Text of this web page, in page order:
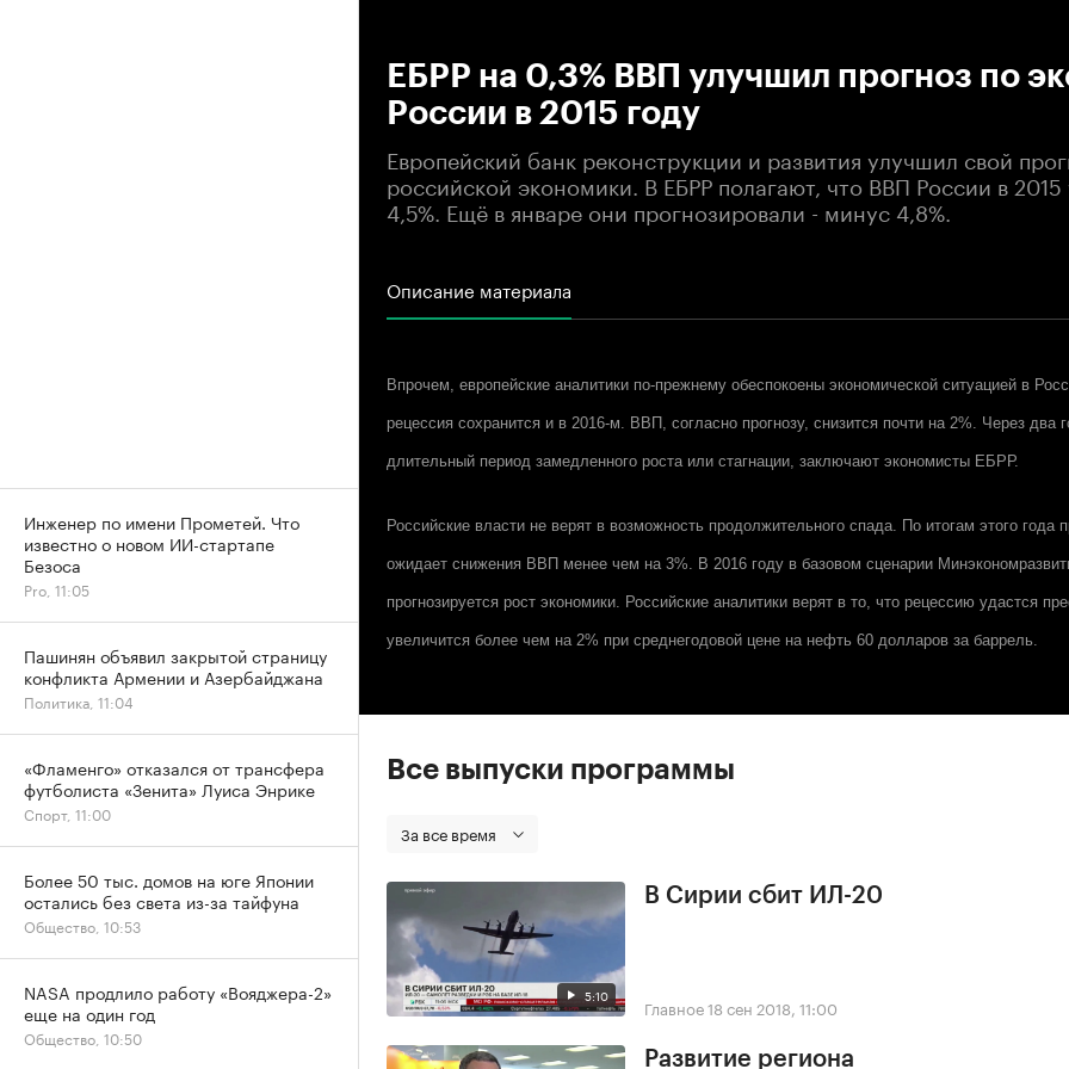
ЕБРР на 0,3% ВВП улучшил прогноз по
России в 2015 году
Европейский банк реконструкции и развития улучшил свой
российской экономики. В ЕБРР полагают, что ВВП России в 2015
4,5%. Ещё в январе они прогнозировали - минус 4,8%.
Описание материала
Впрочем, европейские аналитики по-прежнему обеспокоены экономической ситуацией в
рецессия сохранится и в 2016-м. ВВП, согласно прогнозу, снизится почти на 2%. Через два
длительный период замедленного роста или стагнации, заключают экономисты ЕБРР.
Российские власти не верят в возможность продолжительного спада. По итогам этого года
ожидает снижения ВВП менее чем на 3%. В 2016 году в базовом сценарии
прогнозируется рост экономики. Российские аналитики верят в то, что рецессию удастся
увеличится более чем на 2% при среднегодовой цене на нефть 60 долларов за баррель.
Все выпуски программы
За все время
5:10
В Сирии сбит ИЛ-20
Главное18 сен 2018, 11:00
Развитие региона
Инженер по имени Прометей. Что
известно о новом ИИ-стартапе
Безоса
Pro, 11:05
Пашинян объявил закрытой страницу
конфликта Армении и Азербайджана
Политика, 11:04
«Фламенго» отказался от трансфера
футболиста «Зенита» Луиса Энрике
Спорт, 11:00
Более 50 тыс. домов на юге Японии
остались без света из-за тайфуна
Общество, 10:53
NASA продлило работу «Вояджера-2»
еще на один год
Общество, 10:50